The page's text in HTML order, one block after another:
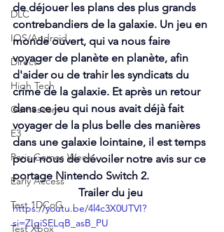
DLC
IOS/Android
Direct
High Tech
Gamescom
E3
Paris Games Week
Early Access
Test 1DCoG
Test Xbox
de déjouer les plans des plus grands
contrebandiers de la galaxie. Un jeu en
monde ouvert, qui va nous faire
voyager de planète en planète, afin
d'aider ou de trahir les syndicats du
crime de la galaxie. Et après un retour
dans ce jeu qui nous avait déjà fait
voyager de la plus belle des manières
dans une galaxie lointaine, il est temps
pour nous de dévoiler notre avis sur ce
portage Nintendo Switch 2.
Trailer du jeu
https://youtu.be/4l4c3X0UTVI?
si=ZIgiSELqB_asB_PU